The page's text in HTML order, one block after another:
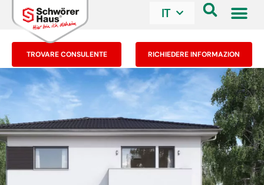
IT
TROVARE CONSULENTE RICHIEDERE INFORMAZION